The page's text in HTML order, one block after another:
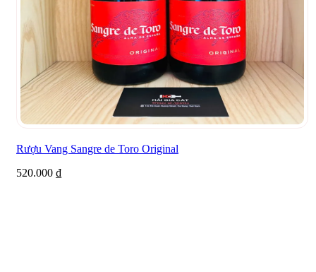
Rượu Vang Sangre de Toro Original
520.000 ₫